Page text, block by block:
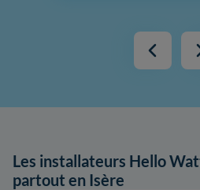
Les installateurs Hello
partout en Isère